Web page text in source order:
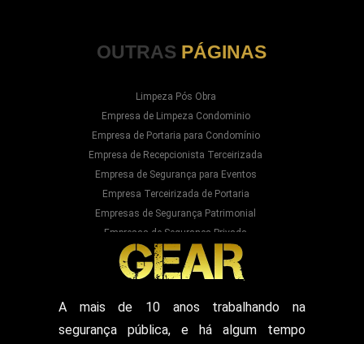
OUTRAS PÁGINAS
Limpeza Pós Obra
Empresa de Limpeza Condominio
Empresa de Portaria para Condomínio
Empresa de Recepcionista Terceirizada
Empresa de Segurança para Eventos
Empresa Terceirizada de Portaria
Empresas de Segurança Patrimonial
Empresas de Segurança Privada
Empresas Prestadoras de Serviços para
Condominios
Empresas Prestadoras de Serviços para Prédios
Prestação de Serviços de Recepção
Recepcionista Terceirizada
A mais de 10 anos trabalhando na
segurança pública, e há algum tempo